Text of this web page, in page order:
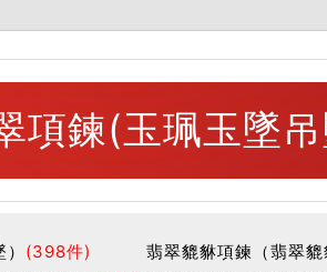
項鍊(玉珮玉墜
(398件) 翡翠貔貅項鍊（翡翠貔